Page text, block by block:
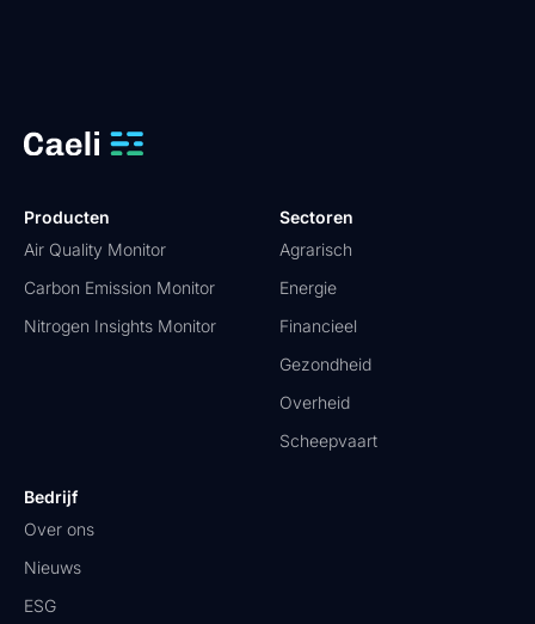
Producten
Air Quality Monitor
Carbon Emission Monitor
Nitrogen Insights Monitor
Sectoren
Agrarisch
Energie
Financieel
Gezondheid
Overheid
Scheepvaart
Bedrijf
Over ons
Nieuws
ESG